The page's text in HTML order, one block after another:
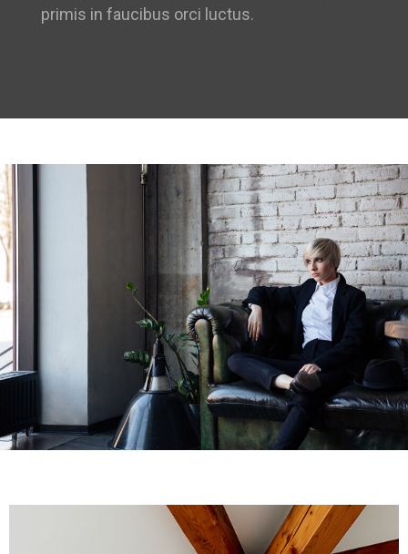
primis in faucibus orci luctus.